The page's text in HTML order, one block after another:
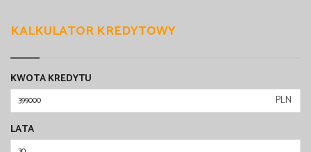
KALKULATOR KREDYTOWY
KWOTA KREDYTU
PLN
LATA